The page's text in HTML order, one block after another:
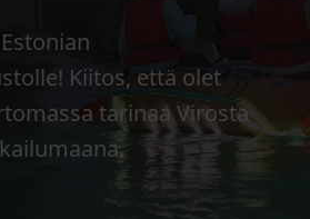
Kiitos, että olet
tarinaa Virosta